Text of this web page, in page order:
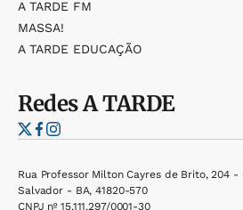
A TARDE FM
MASSA!
A TARDE EDUCAÇÃO
RedesA TARDE
Rua Professor Milton Cayres de Brito, 204 -
Salvador - BA, 41820-570
CNPJ nº 15.111.297/0001-30